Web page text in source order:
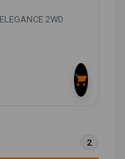
2WD
2